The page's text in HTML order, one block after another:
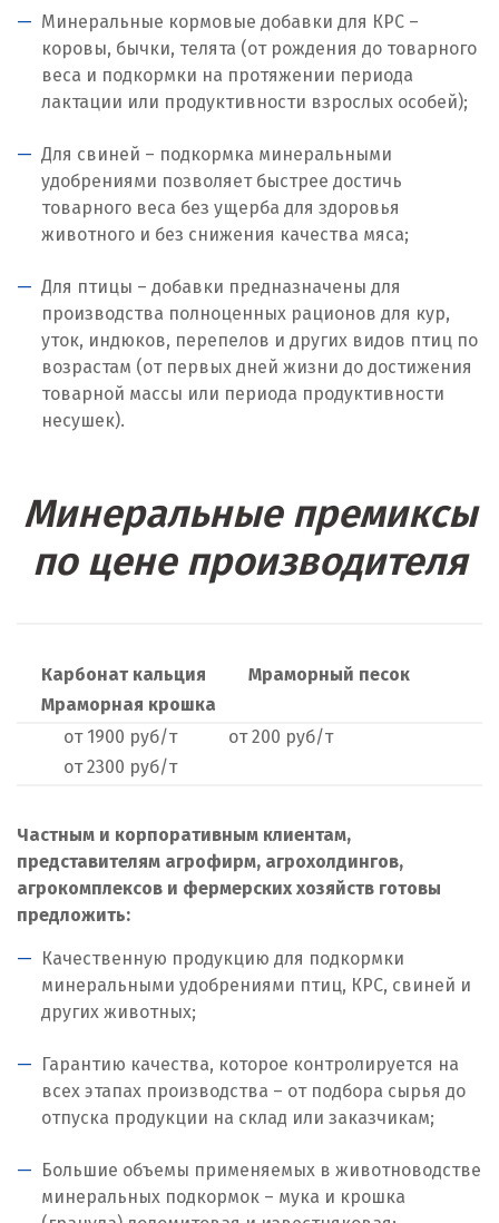
Магнитогорск
Махачкала
Мегион
Медведевка
Москва
Мытищи
Н
Набарежные Челны
Невьянск
Нижний Новгород
Нижний Тагил
Новокоалиновый
Новокузнецк
Новосибирск
Новоуткинск
Новый Уренгой
Ногинск
Минеральные кормовые добавки для КРС –
коровы, бычки, телята (от рождения до товарного
веса и подкормки на протяжении периода
лактации или продуктивности взрослых особей);
Для свиней – подкормка минеральными
удобрениями позволяет быстрее достичь
товарного веса без ущерба для здоровья
животного и без снижения качества мяса;
Для птицы – добавки предназначены для
производства полноценных рационов для кур,
уток, индюков, перепелов и других видов птиц по
возрастам (от первых дней жизни до достижения
товарной массы или периода продуктивности
несушек).
Минеральные премиксы
по цене производителя
Карбонат кальция
Мраморный песок
Мраморная крошка
от 1900 руб/т
от 200 руб/т
от 2300 руб/т
Частным и корпоративным клиентам,
представителям агрофирм, агрохолдингов,
агрокомплексов и фермерских хозяйств готовы
предложить:
Качественную продукцию для подкормки
минеральными удобрениями птиц, КРС, свиней и
других животных;
Гарантию качества, которое контролируется на
всех этапах производства – от подбора сырья до
отпуска продукции на склад или заказчикам;
Большие объемы применяемых в животноводстве
минеральных подкормок – мука и крошка